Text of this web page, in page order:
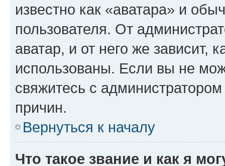
известно как «аватара» и
пользователя. От
аватар, и от него же зависит,
использованы. Если вы не
свяжитесь с
причин.
Вернуться к началу
Что такое звание и как я